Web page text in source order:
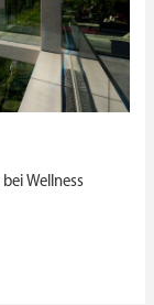
Wellness